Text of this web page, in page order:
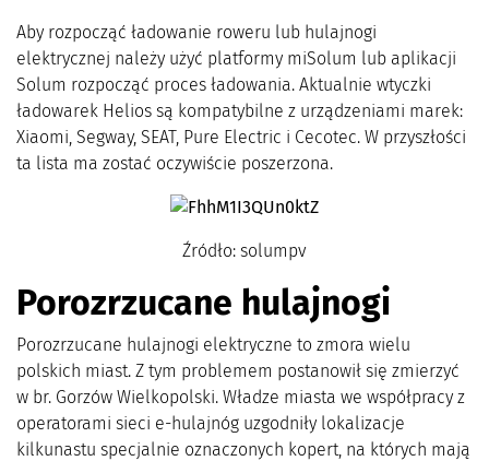
Aby rozpocząć ładowanie roweru lub hulajnogi
elektrycznej należy użyć platformy miSolum lub aplikacji
Solum rozpocząć proces ładowania. Aktualnie wtyczki
ładowarek Helios są kompatybilne z urządzeniami marek:
Xiaomi, Segway, SEAT, Pure Electric i Cecotec. W przyszłości
ta lista ma zostać oczywiście poszerzona.
Źródło: solumpv
Porozrzucane hulajnogi
Porozrzucane hulajnogi elektryczne to zmora wielu
polskich miast. Z tym problemem postanowił się zmierzyć
w br. Gorzów Wielkopolski. Władze miasta we współpracy z
operatorami sieci e-hulajnóg uzgodniły lokalizacje
kilkunastu specjalnie oznaczonych kopert, na których mają